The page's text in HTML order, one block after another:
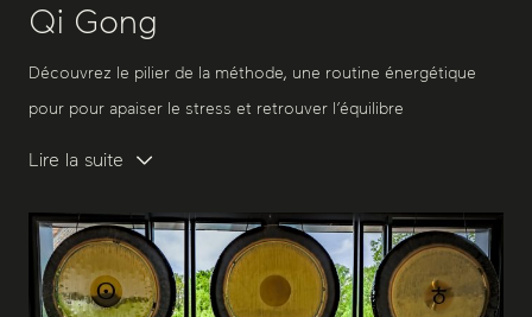
Qi Gong
Découvrez le pilier de la méthode, une routine énergétique
pour pour apaiser le stress et retrouver l’équilibre
Lire la suite